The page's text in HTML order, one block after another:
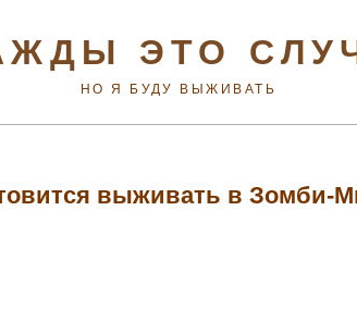
ЭТО
НО Я БУДУ ВЫЖИВАТЬ
выживать в Зомби-